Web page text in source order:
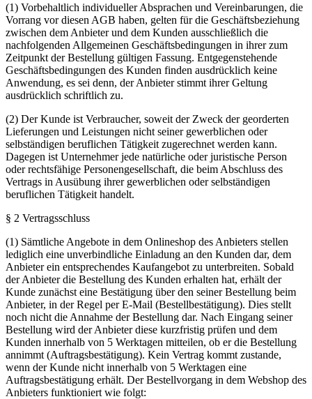
(1) Vorbehaltlich individueller Absprachen und Vereinbarungen, die
Vorrang vor diesen AGB haben, gelten für die Geschäftsbeziehung
zwischen dem Anbieter und dem Kunden ausschließlich die
nachfolgenden Allgemeinen Geschäftsbedingungen in ihrer zum
Zeitpunkt der Bestellung gültigen Fassung. Entgegenstehende
Geschäftsbedingungen des Kunden finden ausdrücklich keine
Anwendung, es sei denn, der Anbieter stimmt ihrer Geltung
ausdrücklich schriftlich zu.
(2) Der Kunde ist Verbraucher, soweit der Zweck der georderten
Lieferungen und Leistungen nicht seiner gewerblichen oder
selbständigen beruflichen Tätigkeit zugerechnet werden kann.
Dagegen ist Unternehmer jede natürliche oder juristische Person
oder rechtsfähige Personengesellschaft, die beim Abschluss des
Vertrags in Ausübung ihrer gewerblichen oder selbständigen
beruflichen Tätigkeit handelt.
§ 2 Vertragsschluss
(1) Sämtliche Angebote in dem Onlineshop des Anbieters stellen
lediglich eine unverbindliche Einladung an den Kunden dar, dem
Anbieter ein entsprechendes Kaufangebot zu unterbreiten. Sobald
der Anbieter die Bestellung des Kunden erhalten hat, erhält der
Kunde zunächst eine Bestätigung über den seiner Bestellung beim
Anbieter, in der Regel per E-Mail (Bestellbestätigung). Dies stellt
noch nicht die Annahme der Bestellung dar. Nach Eingang seiner
Bestellung wird der Anbieter diese kurzfristig prüfen und dem
Kunden innerhalb von 5 Werktagen mitteilen, ob er die Bestellung
annimmt (Auftragsbestätigung). Kein Vertrag kommt zustande,
wenn der Kunde nicht innerhalb von 5 Werktagen eine
Auftragsbestätigung erhält. Der Bestellvorgang in dem Webshop des
Anbieters funktioniert wie folgt: